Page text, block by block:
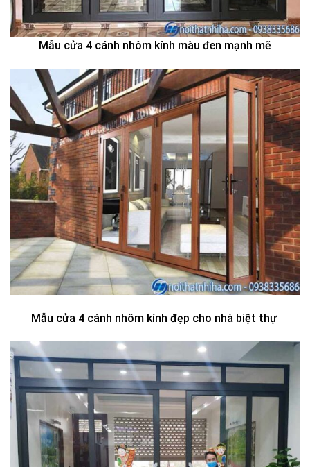
Mẫu cửa 4 cánh nhôm kính màu đen mạnh mẽ
Mẫu cửa 4 cánh nhôm kính đẹp cho nhà biệt thự